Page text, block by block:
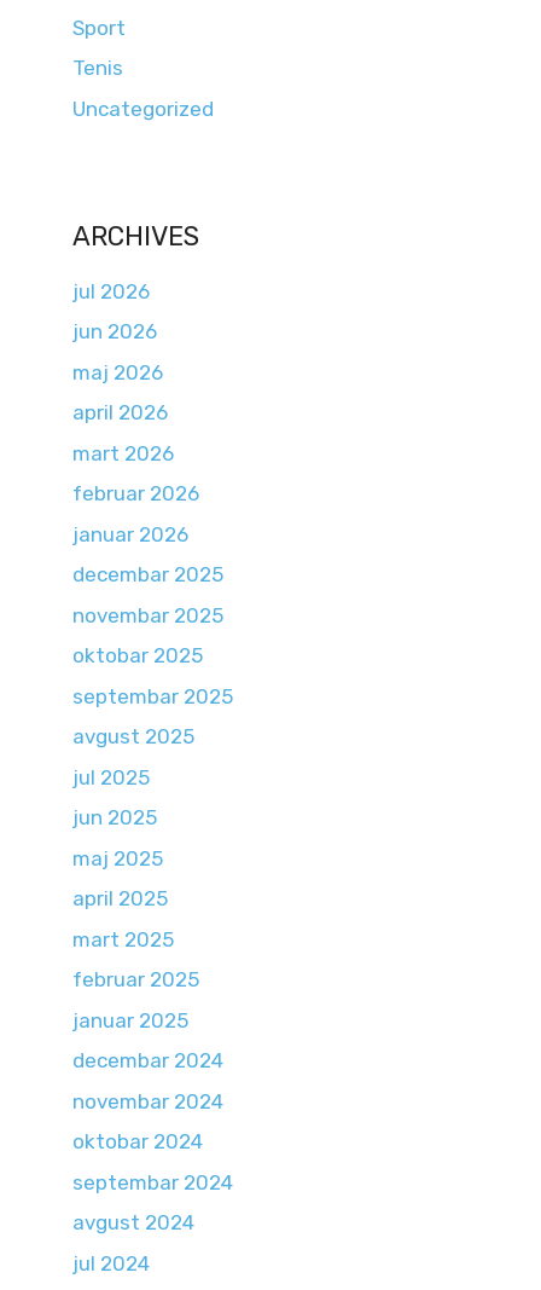
Sport
Tenis
Uncategorized
ARCHIVES
jul 2026
jun 2026
maj 2026
april 2026
mart 2026
februar 2026
januar 2026
decembar 2025
novembar 2025
oktobar 2025
septembar 2025
avgust 2025
jul 2025
jun 2025
maj 2025
april 2025
mart 2025
februar 2025
januar 2025
decembar 2024
novembar 2024
oktobar 2024
septembar 2024
avgust 2024
jul 2024